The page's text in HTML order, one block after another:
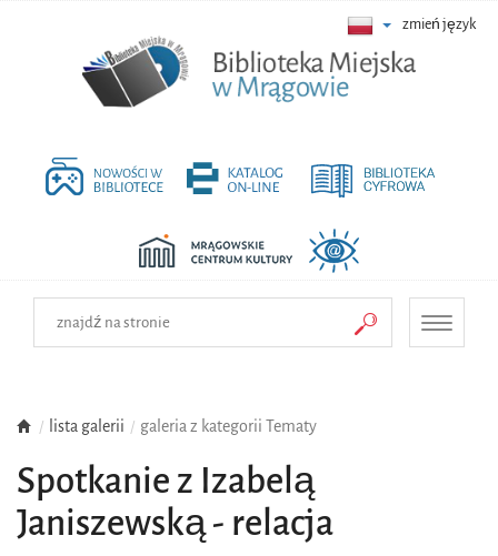
zmień język
Toggle
lista galerii galeria z kategorii Tematy
Spotkanie z Izabelą
Janiszewską - relacja